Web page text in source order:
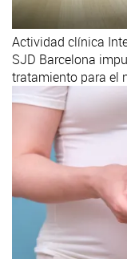
Actividad clínica
SJD Barcelona
tratamiento para el